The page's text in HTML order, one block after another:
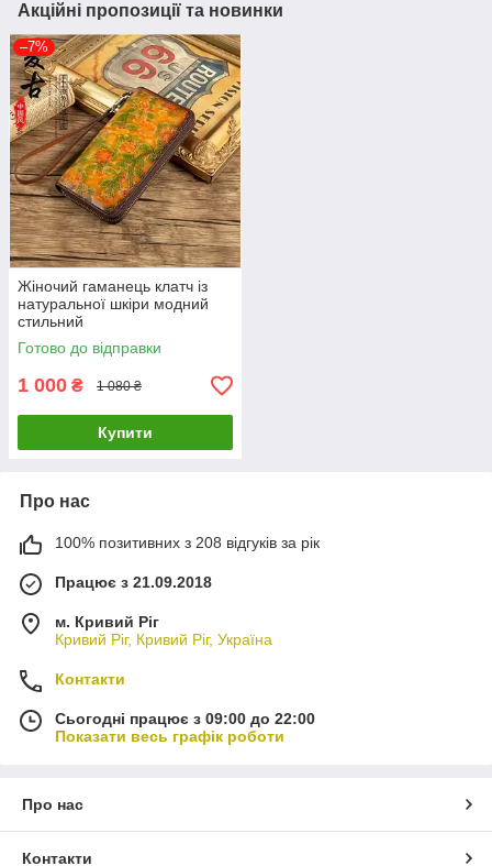
Акційні пропозиції та новинки
–7%
Жіночий гаманець клатч із
натуральної шкіри модний
стильний
Готово до відправки
1 000 ₴ 1 080 ₴
Купити
Про нас
100% позитивних з 208 відгуків за рік
Працює з 21.09.2018
м. Кривий Ріг
Кривий Ріг, Кривий Ріг, Україна
Контакти
Сьогодні працює з 09:00 до 22:00
Показати весь графік роботи
Про нас
Контакти